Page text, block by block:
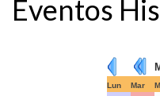
Eventos
Lun Mar